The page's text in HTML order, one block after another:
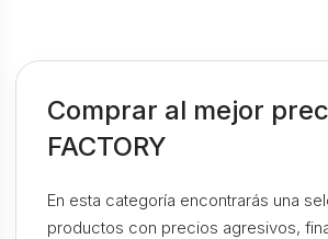
Comprar al mejor
FACTORY
En esta categoría encontrarás una
productos con precios agresivos,